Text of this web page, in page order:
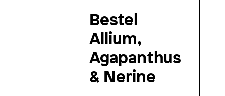
Bestel
Allium,
Agapanthus
& Nerine